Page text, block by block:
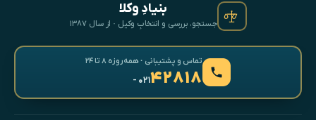
بنیادِ وکلا
جستجو، بررسی و انتخابِ وکیل · از سال ۱۳۸۷
تماس و پشتیبانی · همه‌روزه ۸ تا ۲۴
۴۲۸۱۸- ۰۲۱